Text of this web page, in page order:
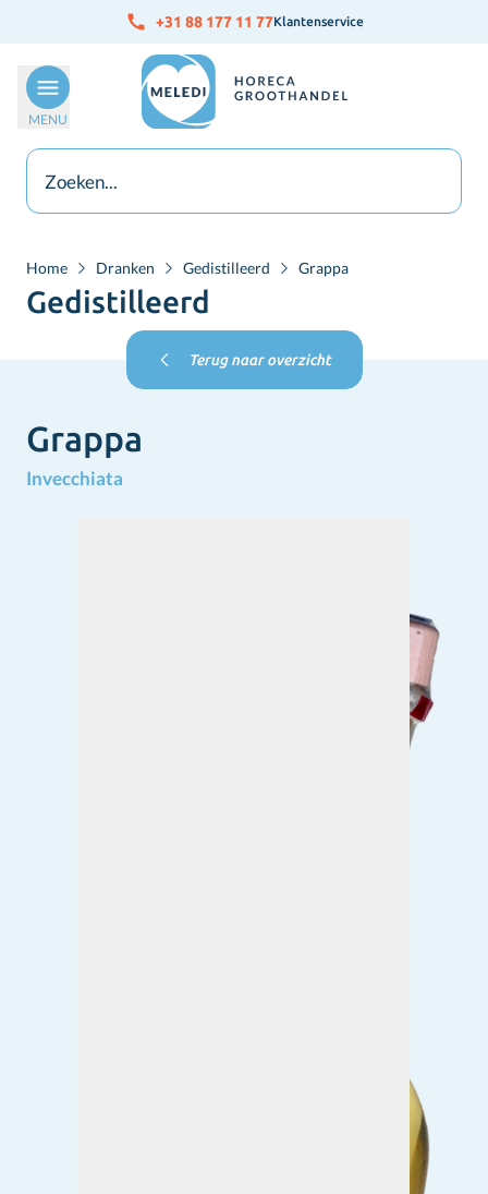
Ga naar de inhoud +31 88 177 11 77Klantenservice
MENU
Home Dranken Gedistilleerd Grappa
Gedistilleerd
Terug naar overzicht
Grappa
Invecchiata